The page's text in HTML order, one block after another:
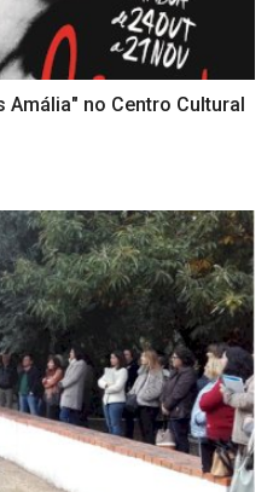
Amália" no Centro Cultural